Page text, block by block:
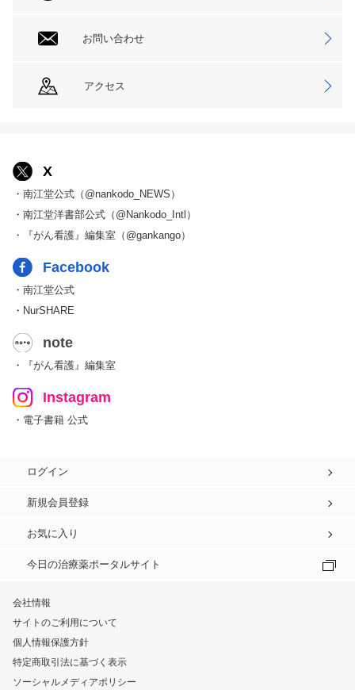
お問い合わせ
アクセス
X
・南江堂公式（@nankodo_NEWS）
・南江堂洋書部公式（@Nankodo_Intl）
・『がん看護』編集室（@gankango）
Facebook
・南江堂公式
・NurSHARE
note
・『がん看護』編集室
Instagram
・電子書籍 公式
ログイン
新規会員登録
お気に入り
今日の治療薬ポータルサイト
会社情報
サイトのご利用について
個人情報保護方針
特定商取引法に基づく表示
ソーシャルメディアポリシー